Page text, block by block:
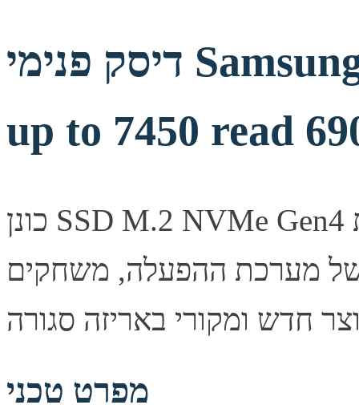
דיסק פנימי Samsung 990 PRO 1TB GEN4
up to 7450 read
כונן SSD M.2 NVMe Gen4 מבית Samsung בנפח 1TB. ביצועים
של מערכת ההפעלה, משחקים
מפרט טכני